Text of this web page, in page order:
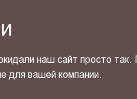
наш сайт просто
для вашей компании.